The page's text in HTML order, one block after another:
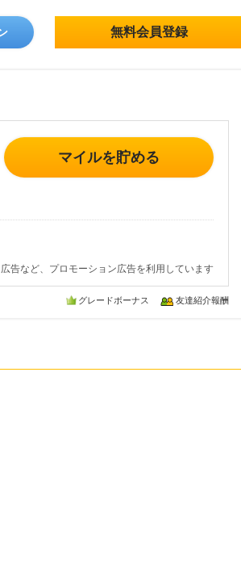
無料会員登録
マイルを貯める
告など、プロモーション広告を利用しています
グレードボーナス 友達紹介報酬